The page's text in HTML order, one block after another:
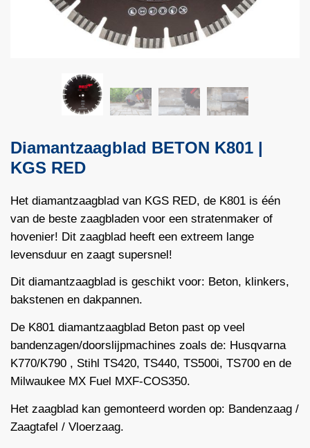
Diamantzaagblad BETON K801 |
KGS RED
Het diamantzaagblad van KGS RED, de K801 is één
van de beste zaagbladen voor een stratenmaker of
hovenier! Dit zaagblad heeft een extreem lange
levensduur en zaagt supersnel!
Dit diamantzaagblad is geschikt voor: Beton, klinkers,
bakstenen en dakpannen.
De K801 diamantzaagblad Beton past op veel
bandenzagen/doorslijpmachines zoals de: Husqvarna
K770/K790 , Stihl TS420, TS440, TS500i, TS700 en de
Milwaukee MX Fuel MXF-COS350.
Het zaagblad kan gemonteerd worden op: Bandenzaag /
Zaagtafel / Vloerzaag.